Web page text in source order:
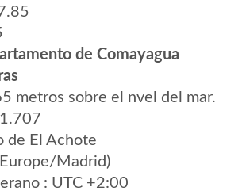
de Comayagua
metros sobre el nvel del mar.
de El Achote
Madrid)
: UTC +2:00